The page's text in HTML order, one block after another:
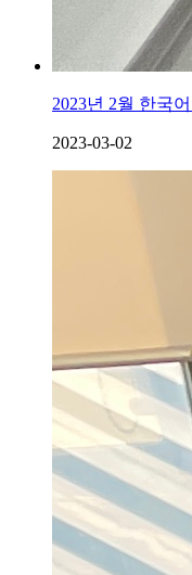
2023년 2월 한국
2023-03-02